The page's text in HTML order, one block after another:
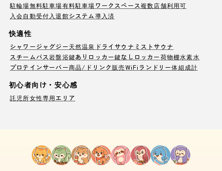
駐輪場無料駐車場有料駐車場ワークスペース複数店舗利用可
入会自動受付 入退館システム導入済
快適性
シャワージャグジー天然温泉 ドライサウナ ミストサウナ
スチームバス岩盤浴鍵ありロッカー鍵なしロッカー荷物棚水素水
プロテインサーバー商品/ドリンク販売WiFi ランドリー体組成計
初心者向け・安心感
託児所女性専用エリア